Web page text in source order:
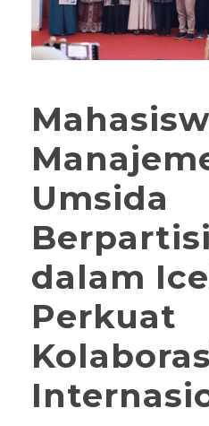
Umsida
dalam
Perkuat